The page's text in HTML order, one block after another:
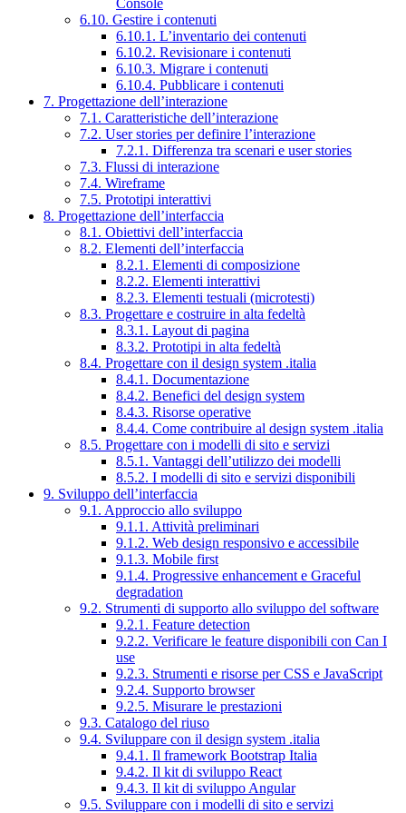
Console
6.10. Gestire i contenuti
6.10.1. L’inventario dei contenuti
6.10.2. Revisionare i contenuti
6.10.3. Migrare i contenuti
6.10.4. Pubblicare i contenuti
7. Progettazione dell’interazione
7.1. Caratteristiche dell’interazione
7.2. User stories per definire l’interazione
7.2.1. Differenza tra scenari e user stories
7.3. Flussi di interazione
7.4. Wireframe
7.5. Prototipi interattivi
8. Progettazione dell’interfaccia
8.1. Obiettivi dell’interfaccia
8.2. Elementi dell’interfaccia
8.2.1. Elementi di composizione
8.2.2. Elementi interattivi
8.2.3. Elementi testuali (microtesti)
8.3. Progettare e costruire in alta fedeltà
8.3.1. Layout di pagina
8.3.2. Prototipi in alta fedeltà
8.4. Progettare con il design system .italia
8.4.1. Documentazione
8.4.2. Benefici del design system
8.4.3. Risorse operative
8.4.4. Come contribuire al design system .italia
8.5. Progettare con i modelli di sito e servizi
8.5.1. Vantaggi dell’utilizzo dei modelli
8.5.2. I modelli di sito e servizi disponibili
9. Sviluppo dell’interfaccia
9.1. Approccio allo sviluppo
9.1.1. Attività preliminari
9.1.2. Web design responsivo e accessibile
9.1.3. Mobile first
9.1.4. Progressive enhancement e Graceful
degradation
9.2. Strumenti di supporto allo sviluppo del software
9.2.1. Feature detection
9.2.2. Verificare le feature disponibili con Can I
use
9.2.3. Strumenti e risorse per CSS e JavaScript
9.2.4. Supporto browser
9.2.5. Misurare le prestazioni
9.3. Catalogo del riuso
9.4. Sviluppare con il design system .italia
9.4.1. Il framework Bootstrap Italia
9.4.2. Il kit di sviluppo React
9.4.3. Il kit di sviluppo Angular
9.5. Sviluppare con i modelli di sito e servizi